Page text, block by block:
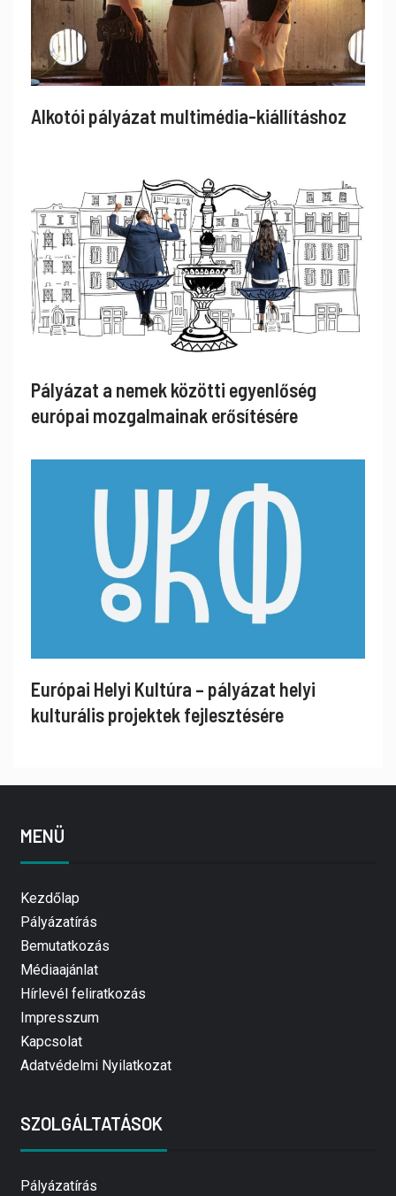
Alkotói pályázat multimédia-kiállításhoz
Pályázat a nemek közötti egyenlőség
európai mozgalmainak erősítésére
Európai Helyi Kultúra – pályázat helyi
kulturális projektek fejlesztésére
MENÜ
Kezdőlap
Pályázatírás
Bemutatkozás
Médiaajánlat
Hírlevél feliratkozás
Impresszum
Kapcsolat
Adatvédelmi Nyilatkozat
SZOLGÁLTATÁSOK
Pályázatírás